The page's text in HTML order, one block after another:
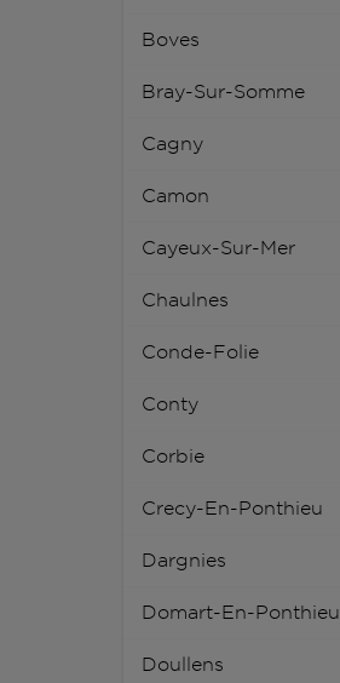
Boves
Bray-Sur-Somme
Cagny
Camon
Cayeux-Sur-Mer
Chaulnes
Conde-Folie
Conty
Corbie
Crecy-En-Ponthieu
Dargnies
Domart-En-Ponthieu
Doullens